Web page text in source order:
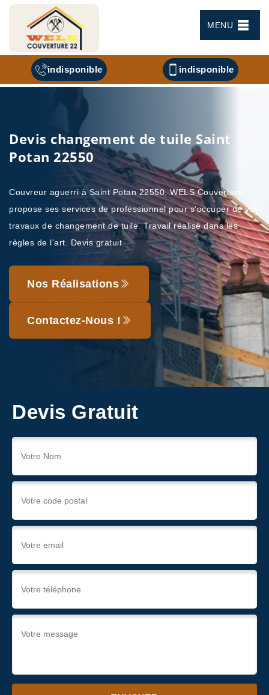
MENU
indisponible indisponible
Devis changement de tuile Saint
Potan 22550
Couvreur aguerri à Saint Potan 22550, WELS Couverture
propose ses services de professionnel pour s'occuper de vos
travaux de changement de tuile. Travail réalisé dans les
règles de l'art. Devis gratuit
Nos Réalisations
Contactez-Nous !
Devis Gratuit